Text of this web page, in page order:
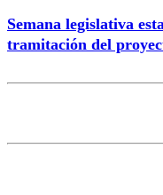
Semana legislativa
tramitación del